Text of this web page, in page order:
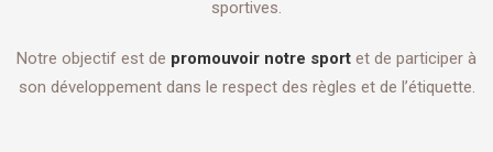
sportives.
Notre objectif est de promouvoir notre sport et de participer à
son développement dans le respect des règles et de l’étiquette.